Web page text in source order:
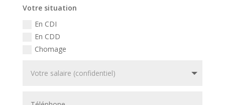
Votre situation
En CDI
En CDD
Chomage